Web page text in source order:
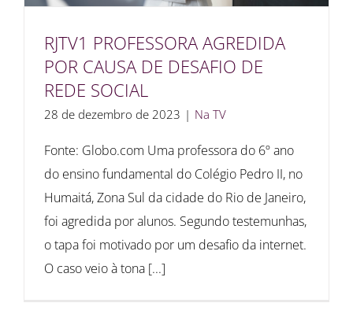
RJTV1 PROFESSORA AGREDIDA
POR CAUSA DE DESAFIO DE
REDE SOCIAL
28 de dezembro de 2023 | Na TV
Fonte: Globo.com Uma professora do 6º ano
do ensino fundamental do Colégio Pedro II, no
Humaitá, Zona Sul da cidade do Rio de Janeiro,
foi agredida por alunos. Segundo testemunhas,
o tapa foi motivado por um desafio da internet.
O caso veio à tona [...]